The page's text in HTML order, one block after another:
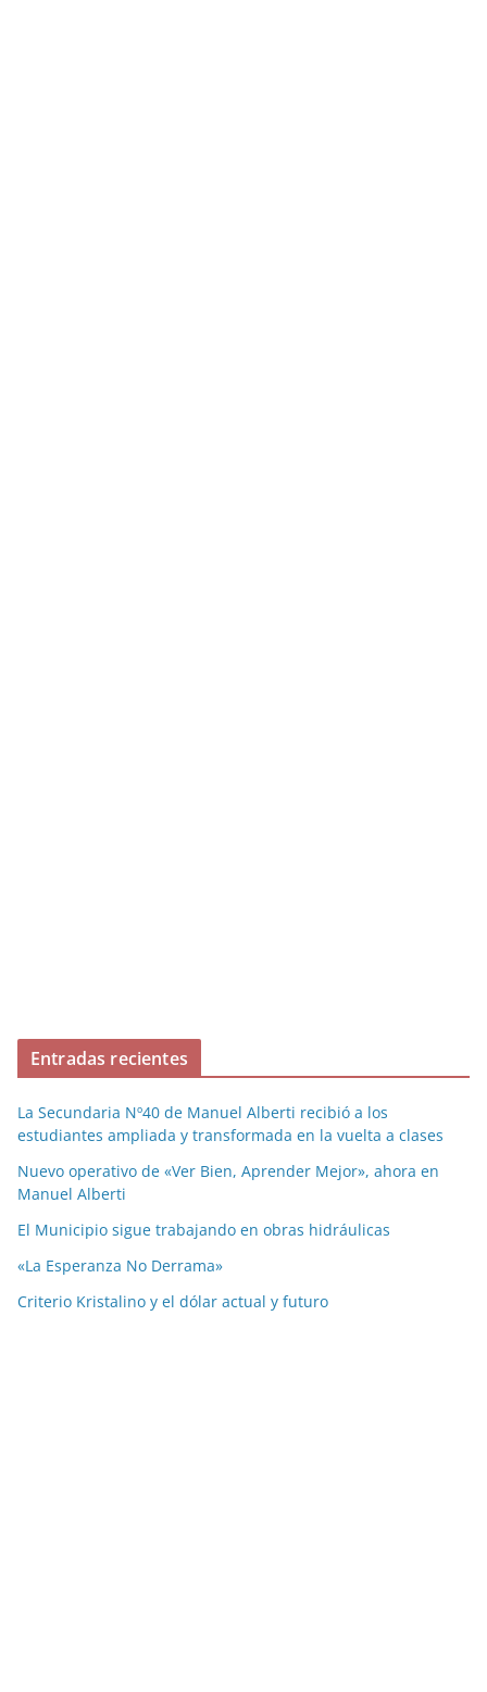
Entradas recientes
La Secundaria Nº40 de Manuel Alberti recibió a los
estudiantes ampliada y transformada en la vuelta a clases
Nuevo operativo de «Ver Bien, Aprender Mejor», ahora en
Manuel Alberti
El Municipio sigue trabajando en obras hidráulicas
«La Esperanza No Derrama»
Criterio Kristalino y el dólar actual y futuro